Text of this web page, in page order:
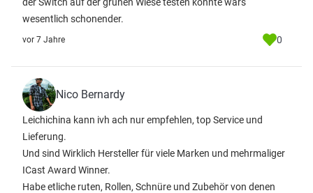
wesentlich schonender.
vor 7 Jahre 0
Nico Bernardy
Leichichina kann ivh ach nur empfehlen, top Service und
Lieferung.
Und sind Wirklich Hersteller für viele Marken und mehrmaliger
ICast Award Winner.
Habe etliche ruten, Rollen, Schnüre und Zubehör von denen